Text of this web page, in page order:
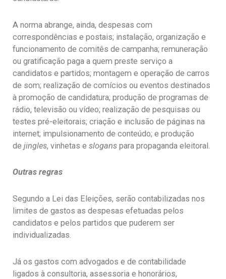
A norma abrange, ainda, despesas com
correspondências e postais; instalação, organização e
funcionamento de comitês de campanha; remuneração
ou gratificação paga a quem preste serviço a
candidatos e partidos; montagem e operação de carros
de som; realização de comícios ou eventos destinados
à promoção de candidatura; produção de programas de
rádio, televisão ou vídeo; realização de pesquisas ou
testes pré-eleitorais; criação e inclusão de páginas na
internet; impulsionamento de conteúdo; e produção
de jingles, vinhetas e slogans para propaganda eleitoral.
Outras regras
Segundo a Lei das Eleições, serão contabilizadas nos
limites de gastos as despesas efetuadas pelos
candidatos e pelos partidos que puderem ser
individualizadas.
Já os gastos com advogados e de contabilidade
ligados à consultoria, assessoria e honorários,